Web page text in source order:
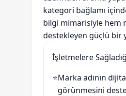
kategori bağlamı
bilgi mimarisiyle hem
destekleyen güçlü bir
İşletmelere
⭐Marka adının
görünmesini